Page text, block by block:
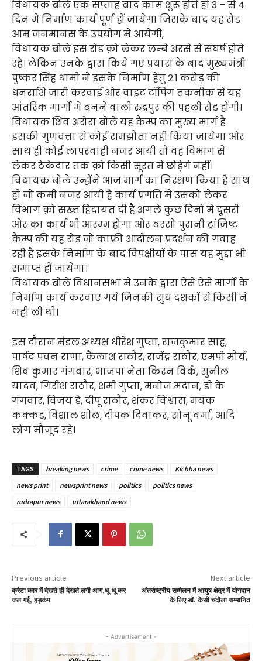
विधायक बोले एक सप्ताह बाद काम शुरू होते ही 3 – से 4
दिन मे निर्माण कार्य पूर्ण हों जायेगा जिसके बाद यह रोड
आम जनमानस के उपयोग मे आयेगी,
विधायक बोले इस रोड क़ो लेकर लम्बे अरसे से संघर्ष होते
रहे। लेकिन उनके द्वारा किये गए प्रयास के बाद मुख्यमंत्री
पुष्कर सिंह धामी ने इसके निर्माण हेतु 2.1 करोड़ की
धनराशि जारी करवाई ओर वाइट टॉपिग तकनीक से यह
आंतरिक मार्गो मे बनने वाली रुद्रपुर की पहली रोड होंगी।
विधायक शिव अरोरा बोले यह कैम्प का मुख्य मार्ग है
इसकी गुणवत्ता से कोई समझौता नही किया जायेगा ओर
साथ ही कोई लापरवाही नजर आयी तो वह विभाग से
लेकर ठेकेदार तक क़ो किसी सूरत मे छोड़ेगे नहीं।
विधायक बोले उन्होंने आज मार्ग का निरक्षण किया है साथ
ही जो कमी नजर आयी है कार्य प्रगति मे उसको लेकर
विभाग क़ो सख्त हिदायत दी है अगले कुछ दिनों मे दूसरी
ओर का कार्य भी आरम्भ होगा ओर बरसो पुरानी ट्रांजिष्ट
कैम्प की यह रोड जो काफ़ी आंदोलन प्रदर्शन की गवाह
रही है इसके निर्माण के बाद विपक्षीयों के पास यह मुद्दा भी
समाप्त हों जायेगा।
विधायक बोले विधानसभा मे उनके द्वारा ऐसे ऐसे मार्गो के
निर्माण कार्य करवाए गये जिनकी सुध दशकों से किसी ने
नही लीं थी।
इस दौरान मंडल अध्यक्ष धीरेश गुप्ता, राजकुमार साह,
पार्षद पवन राणा, कैलाश राठौर, राजेंद्र राठौर, एमपी मौर्य,
शिव कुमार गंगवार, भाजपा नेता किरन विर्क, सुनील
यादव, गिरीश राठौर, शमी गुप्ता, मनोज मदान, डी के
गंगवार, विजय डे, दीपू राठौर, शंकर विश्वास, मयंक
कक्कड़, विशाल शील, दीपक दिवाकर, सोनू वर्मा, आदि
लोग मौजूद रहे।
TAGS breaking news crime crime news
Kichha news
news print
newsprint news politics
politics news
rudrapur news
uttarakhand news
Previous article
क्रेटा कार में देखते ही देखते लगी आग,धू-धू कर
जल गई, हड़कंप
Next article
अंतर्राष्ट्रीय सम्मेलन में आयुष क्षेत्र में योगदान
के लिए डॉ. केसी चंदौला सम्मानित
- Advertisement -